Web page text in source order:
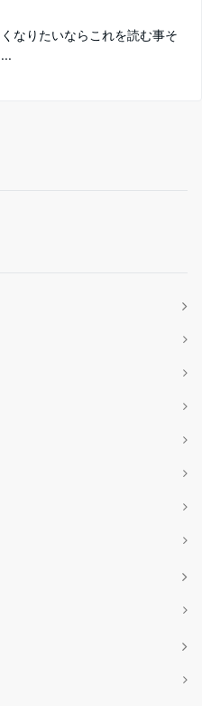
なりたいならこれを読む事そ